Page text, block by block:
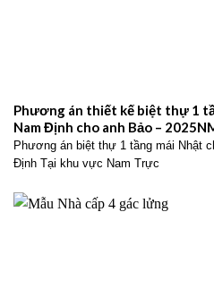
Phương án thiết kế biệt thự 1
Nam Định cho anh Bảo –
Phương án biệt thự 1 tầng mái Nhật
Định Tại khu vực Nam Trực